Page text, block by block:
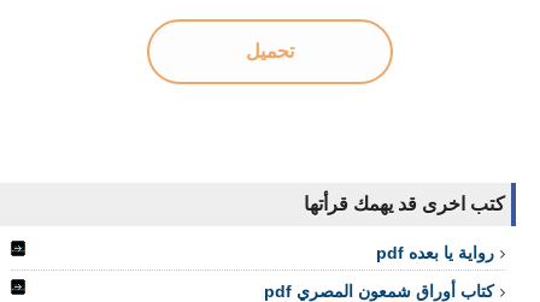
تحميل
كتب اخرى قد يهمك قرأتها
رواية يا بعده pdf
كتاب أوراق شمعون المصري pdf